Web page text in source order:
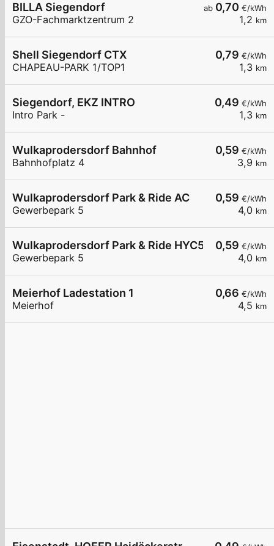
ab 0,70 €/kWh
1,2 km
BILLA Siegendorf
GZO-Fachmarktzentrum 2
0,79 €/kWh
1,3 km
Shell Siegendorf CTX
CHAPEAU-PARK 1/TOP1
0,49 €/kWh
1,3 km
Siegendorf, EKZ INTRO
Intro Park -
0,59 €/kWh
3,9 km
Wulkaprodersdorf Bahnhof
Bahnhofplatz 4
0,59 €/kWh
4,0 km
Wulkaprodersdorf Park & Ride AC
Gewerbepark 5
0,59 €/kWh
4,0 km
Wulkaprodersdorf Park & Ride HYC50
Gewerbepark 5
0,66 €/kWh
4,5 km
Meierhof Ladestation 1
Meierhof